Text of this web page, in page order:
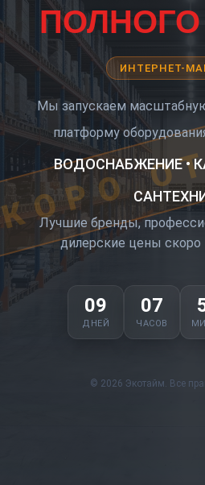
ИНТЕРНЕТ-
Мы запускаем
платформу
ВОДОСНАБЖЕНИЕ •
Лучшие бренды,
дилерские цены скоро
09
ДНЕЙ
07
ЧАСОВ
© 2026 Экотайм. Все